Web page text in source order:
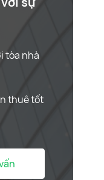
tòa nhà
thuê tốt